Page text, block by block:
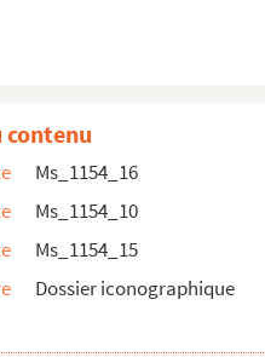
Ms_1154_16
Ms_1154_10
Ms_1154_15
Dossier iconographique